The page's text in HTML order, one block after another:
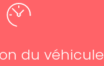
du véhicule